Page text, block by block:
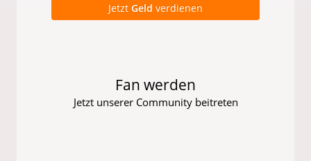
Jetzt Geld verdienen
Fan werden
Jetzt unserer Community beitreten